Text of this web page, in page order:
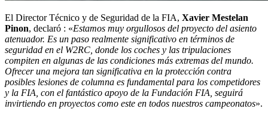
El Director Técnico y de Seguridad de la FIA, Xavier Mestelan
Pinon, declaró : «Estamos muy orgullosos del proyecto del asiento
atenuador. Es un paso realmente significativo en términos de
seguridad en el W2RC, donde los coches y las tripulaciones
compiten en algunas de las condiciones más extremas del mundo.
Ofrecer una mejora tan significativa en la protección contra
posibles lesiones de columna es fundamental para los competidores
y la FIA, con el fantástico apoyo de la Fundación FIA, seguirá
invirtiendo en proyectos como este en todos nuestros campeonatos».